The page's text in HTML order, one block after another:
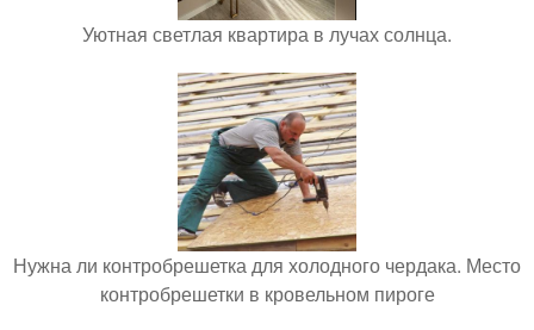
Уютная светлая квартира в лучах солнца.
Нужна ли контробрешетка для холодного чердака. Место
контробрешетки в кровельном пироге